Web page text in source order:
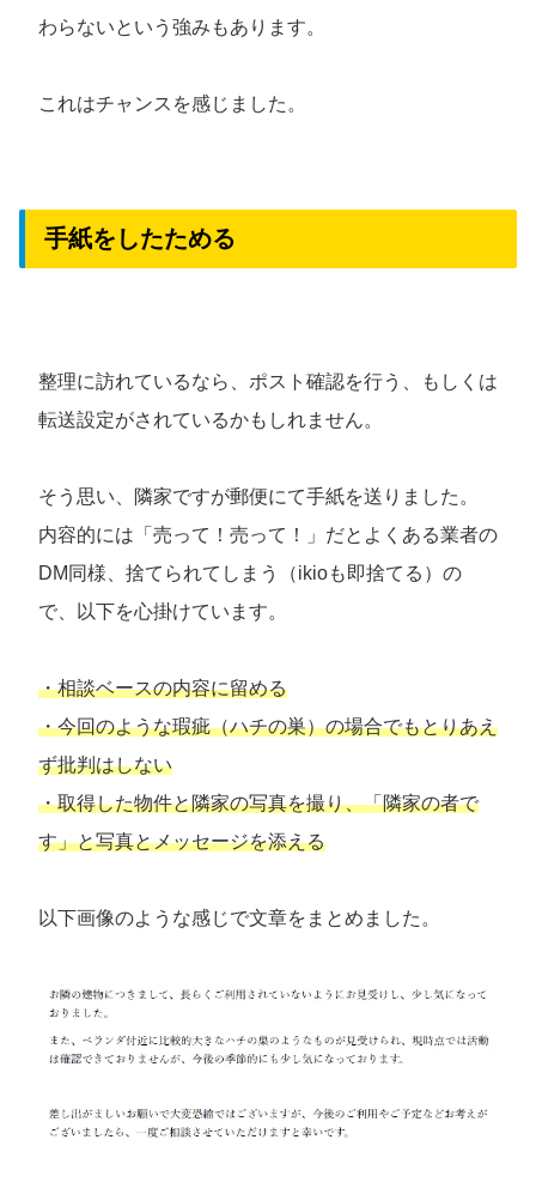
わらないという強みもあります。
これはチャンスを感じました。
手紙をしたためる
整理に訪れているなら、ポスト確認を行う、もしくは
転送設定がされているかもしれません。
そう思い、隣家ですが郵便にて手紙を送りました。
内容的には「売って！売って！」だとよくある業者の
DM同様、捨てられてしまう（ikioも即捨てる）の
で、以下を心掛けています。
・相談ベースの内容に留める
・今回のような瑕疵（ハチの巣）の場合でもとりあえ
ず批判はしない
・取得した物件と隣家の写真を撮り、「隣家の者で
す」と写真とメッセージを添える
以下画像のような感じで文章をまとめました。